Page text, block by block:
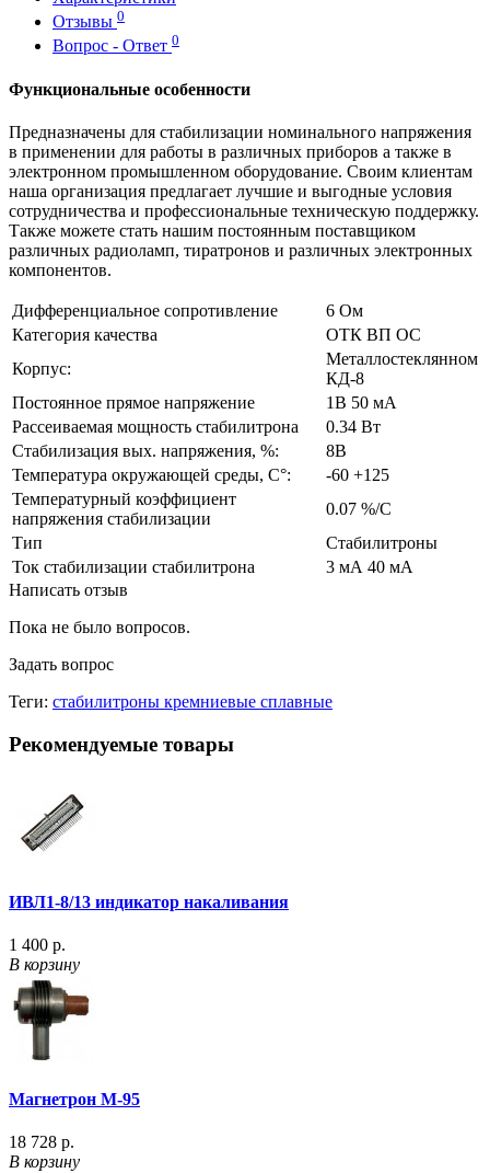
Отзывы 0
Вопрос - Ответ 0
Функциональные особенности
Предназначены для стабилизации номинального напряжения
в применении для работы в различных приборов а также в
электронном промышленном оборудование. Своим клиентам
наша организация предлагает лучшие и выгодные условия
сотрудничества и профессиональные техническую поддержку.
Также можете стать нашим постоянным поставщиком
различных радиоламп, тиратронов и различных электронных
компонентов.
Дифференциальное сопротивление
6 Ом
Категория качества
ОТК ВП ОС
Корпус:
Металлостеклянном
КД-8
Постоянное прямое напряжение
1В 50 мА
Рассеиваемая мощность стабилитрона
0.34 Вт
Стабилизация вых. напряжения, %:
8В
Температура окружающей среды, С°:
-60 +125
Температурный коэффициент
напряжения стабилизации
0.07 %/С
Тип
Стабилитроны
Ток стабилизации стабилитрона
3 мА 40 мА
Написать отзыв
Пока не было вопросов.
Задать вопрос
Теги: стабилитроны кремниевые сплавные
Рекомендуемые товары
ИВЛ1-8/13 индикатор накаливания
1 400 р.
В корзину
Магнетрон М-95
18 728 р.
В корзину